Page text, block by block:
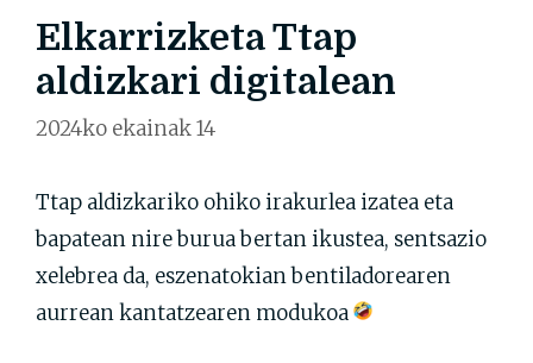
Elkarrizketa Ttap
aldizkari digitalean
2024ko ekainak 14
Ttap aldizkariko ohiko irakurlea izatea eta
bapatean nire burua bertan ikustea, sentsazio
xelebrea da, eszenatokian bentiladorearen
aurrean kantatzearen modukoa